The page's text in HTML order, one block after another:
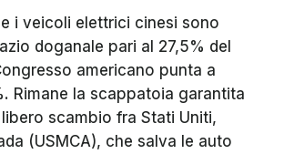
i veicoli elettrici cinesi sono
doganale pari al 27,5% del
americano punta a
Rimane la scappatoia garantita
scambio fra Stati Uniti,
(USMCA), che salva le auto